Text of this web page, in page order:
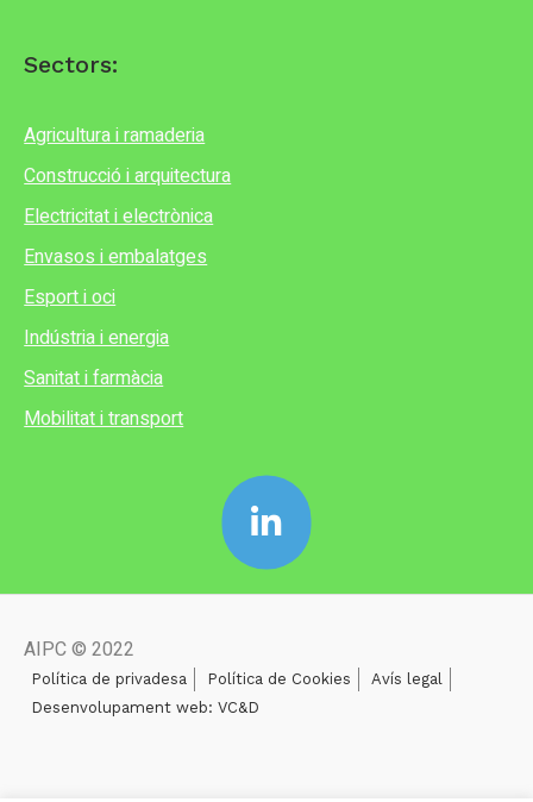
Sectors:
Agricultura i ramaderia
Construcció i arquitectura
Electricitat i electrònica
Envasos i embalatges
Esport i oci
Indústria i energia
Sanitat i farmàcia
Mobilitat i transport
AIPC © 2022
Política de privadesa Política de Cookies
Avís legal
Desenvolupament web: VC&D